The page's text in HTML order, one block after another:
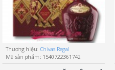
Thương hiệu: Chivas Regal
Mã sản phẩm: 1540722361742